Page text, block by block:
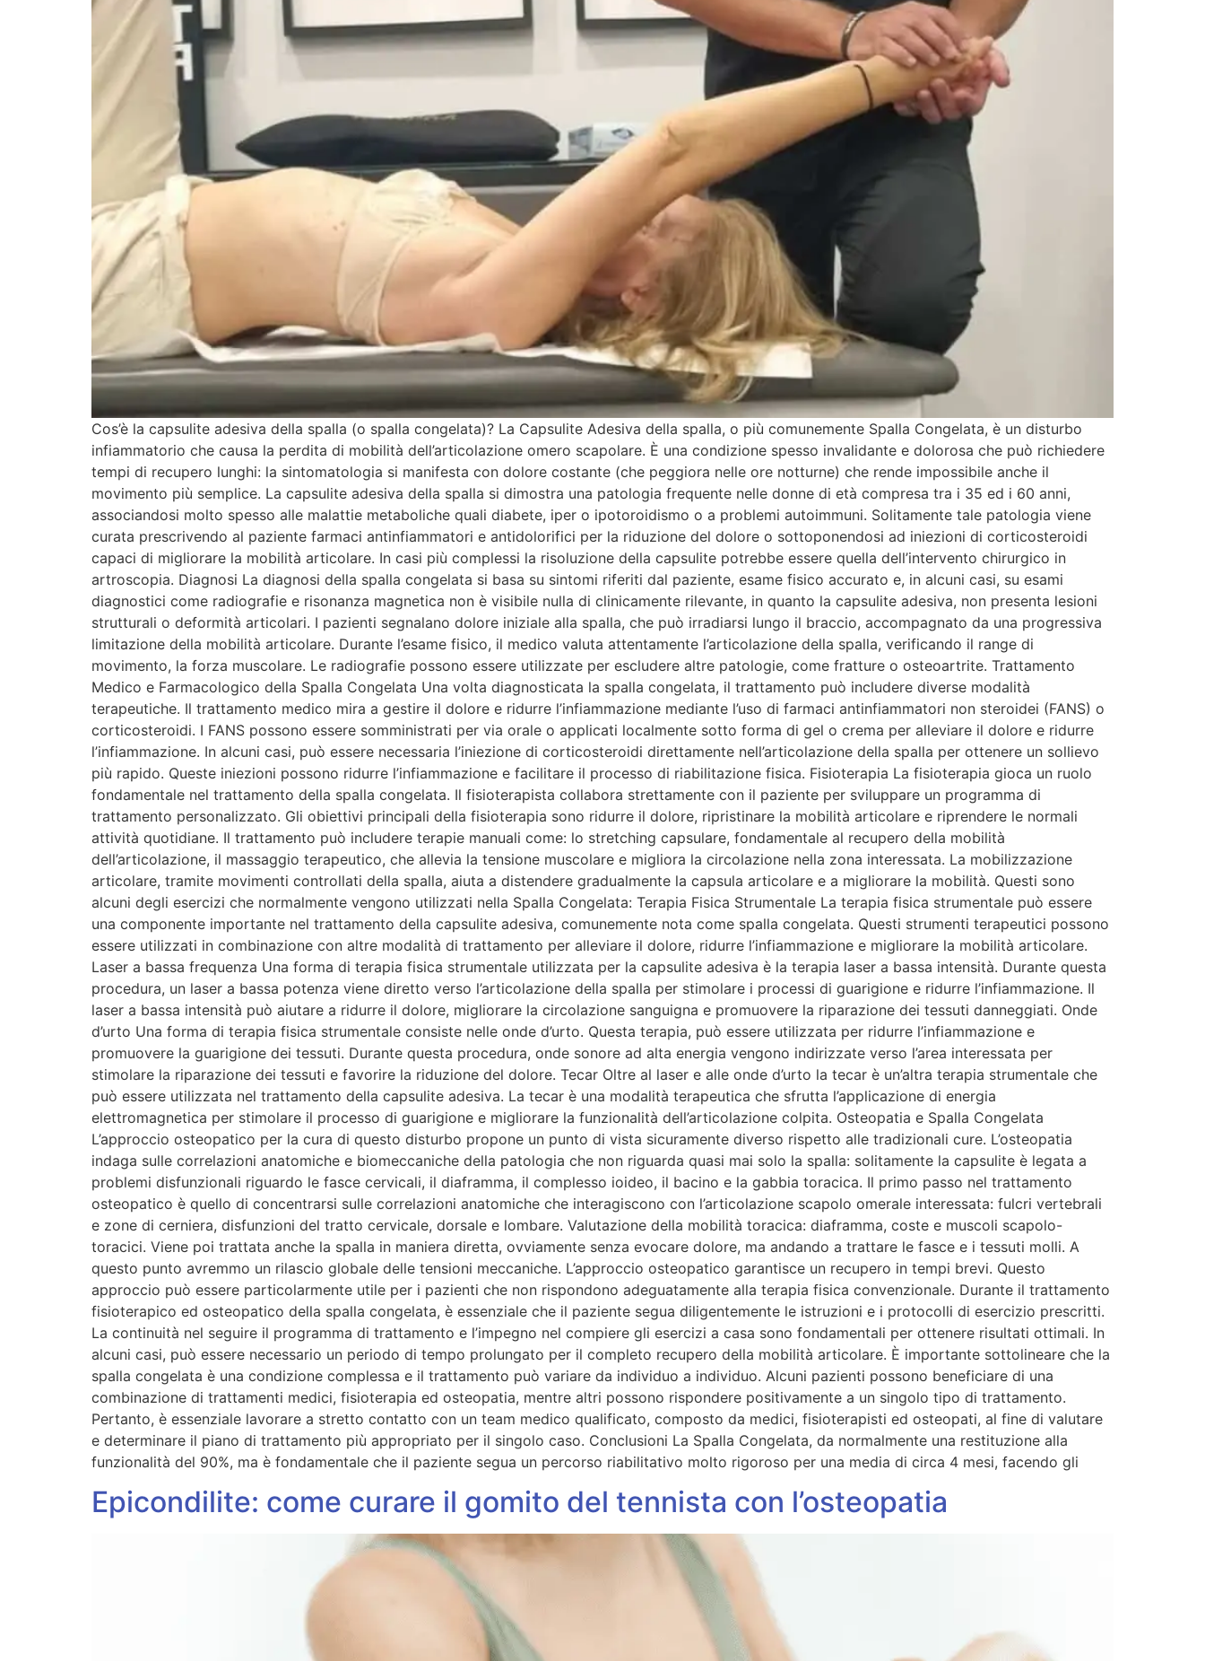
Cos’è la capsulite adesiva della spalla (o spalla congelata)? La Capsulite Adesiva della spalla, o più comunemente Spalla Congelata, è un disturbo
infiammatorio che causa la perdita di mobilità dell’articolazione omero scapolare. È una condizione spesso invalidante e dolorosa che può richiedere
tempi di recupero lunghi: la sintomatologia si manifesta con dolore costante (che peggiora nelle ore notturne) che rende impossibile anche il
movimento più semplice. La capsulite adesiva della spalla si dimostra una patologia frequente nelle donne di età compresa tra i 35 ed i 60 anni,
associandosi molto spesso alle malattie metaboliche quali diabete, iper o ipotoroidismo o a problemi autoimmuni. Solitamente tale patologia viene
curata prescrivendo al paziente farmaci antinfiammatori e antidolorifici per la riduzione del dolore o sottoponendosi ad iniezioni di corticosteroidi
capaci di migliorare la mobilità articolare. In casi più complessi la risoluzione della capsulite potrebbe essere quella dell’intervento chirurgico in
artroscopia. Diagnosi La diagnosi della spalla congelata si basa su sintomi riferiti dal paziente, esame fisico accurato e, in alcuni casi, su esami
diagnostici come radiografie e risonanza magnetica non è visibile nulla di clinicamente rilevante, in quanto la capsulite adesiva, non presenta lesioni
strutturali o deformità articolari. I pazienti segnalano dolore iniziale alla spalla, che può irradiarsi lungo il braccio, accompagnato da una progressiva
limitazione della mobilità articolare. Durante l’esame fisico, il medico valuta attentamente l’articolazione della spalla, verificando il range di
movimento, la forza muscolare. Le radiografie possono essere utilizzate per escludere altre patologie, come fratture o osteoartrite. Trattamento
Medico e Farmacologico della Spalla Congelata Una volta diagnosticata la spalla congelata, il trattamento può includere diverse modalità
terapeutiche. Il trattamento medico mira a gestire il dolore e ridurre l’infiammazione mediante l’uso di farmaci antinfiammatori non steroidei (FANS) o
corticosteroidi. I FANS possono essere somministrati per via orale o applicati localmente sotto forma di gel o crema per alleviare il dolore e ridurre
l’infiammazione. In alcuni casi, può essere necessaria l’iniezione di corticosteroidi direttamente nell’articolazione della spalla per ottenere un sollievo
più rapido. Queste iniezioni possono ridurre l’infiammazione e facilitare il processo di riabilitazione fisica. Fisioterapia La fisioterapia gioca un ruolo
fondamentale nel trattamento della spalla congelata. Il fisioterapista collabora strettamente con il paziente per sviluppare un programma di
trattamento personalizzato. Gli obiettivi principali della fisioterapia sono ridurre il dolore, ripristinare la mobilità articolare e riprendere le normali
attività quotidiane. Il trattamento può includere terapie manuali come: lo stretching capsulare, fondamentale al recupero della mobilità
dell’articolazione, il massaggio terapeutico, che allevia la tensione muscolare e migliora la circolazione nella zona interessata. La mobilizzazione
articolare, tramite movimenti controllati della spalla, aiuta a distendere gradualmente la capsula articolare e a migliorare la mobilità. Questi sono
alcuni degli esercizi che normalmente vengono utilizzati nella Spalla Congelata: Terapia Fisica Strumentale La terapia fisica strumentale può essere
una componente importante nel trattamento della capsulite adesiva, comunemente nota come spalla congelata. Questi strumenti terapeutici possono
essere utilizzati in combinazione con altre modalità di trattamento per alleviare il dolore, ridurre l’infiammazione e migliorare la mobilità articolare.
Laser a bassa frequenza Una forma di terapia fisica strumentale utilizzata per la capsulite adesiva è la terapia laser a bassa intensità. Durante questa
procedura, un laser a bassa potenza viene diretto verso l’articolazione della spalla per stimolare i processi di guarigione e ridurre l’infiammazione. Il
laser a bassa intensità può aiutare a ridurre il dolore, migliorare la circolazione sanguigna e promuovere la riparazione dei tessuti danneggiati. Onde
d’urto Una forma di terapia fisica strumentale consiste nelle onde d’urto. Questa terapia, può essere utilizzata per ridurre l’infiammazione e
promuovere la guarigione dei tessuti. Durante questa procedura, onde sonore ad alta energia vengono indirizzate verso l’area interessata per
stimolare la riparazione dei tessuti e favorire la riduzione del dolore. Tecar Oltre al laser e alle onde d’urto la tecar è un’altra terapia strumentale che
può essere utilizzata nel trattamento della capsulite adesiva. La tecar è una modalità terapeutica che sfrutta l’applicazione di energia
elettromagnetica per stimolare il processo di guarigione e migliorare la funzionalità dell’articolazione colpita. Osteopatia e Spalla Congelata
L’approccio osteopatico per la cura di questo disturbo propone un punto di vista sicuramente diverso rispetto alle tradizionali cure. L’osteopatia
indaga sulle correlazioni anatomiche e biomeccaniche della patologia che non riguarda quasi mai solo la spalla: solitamente la capsulite è legata a
problemi disfunzionali riguardo le fasce cervicali, il diaframma, il complesso ioideo, il bacino e la gabbia toracica. Il primo passo nel trattamento
osteopatico è quello di concentrarsi sulle correlazioni anatomiche che interagiscono con l’articolazione scapolo omerale interessata: fulcri vertebrali
e zone di cerniera, disfunzioni del tratto cervicale, dorsale e lombare. Valutazione della mobilità toracica: diaframma, coste e muscoli scapolo-
toracici. Viene poi trattata anche la spalla in maniera diretta, ovviamente senza evocare dolore, ma andando a trattare le fasce e i tessuti molli. A
questo punto avremmo un rilascio globale delle tensioni meccaniche. L’approccio osteopatico garantisce un recupero in tempi brevi. Questo
approccio può essere particolarmente utile per i pazienti che non rispondono adeguatamente alla terapia fisica convenzionale. Durante il trattamento
fisioterapico ed osteopatico della spalla congelata, è essenziale che il paziente segua diligentemente le istruzioni e i protocolli di esercizio prescritti.
La continuità nel seguire il programma di trattamento e l’impegno nel compiere gli esercizi a casa sono fondamentali per ottenere risultati ottimali. In
alcuni casi, può essere necessario un periodo di tempo prolungato per il completo recupero della mobilità articolare. È importante sottolineare che la
spalla congelata è una condizione complessa e il trattamento può variare da individuo a individuo. Alcuni pazienti possono beneficiare di una
combinazione di trattamenti medici, fisioterapia ed osteopatia, mentre altri possono rispondere positivamente a un singolo tipo di trattamento.
Pertanto, è essenziale lavorare a stretto contatto con un team medico qualificato, composto da medici, fisioterapisti ed osteopati, al fine di valutare
e determinare il piano di trattamento più appropriato per il singolo caso. Conclusioni La Spalla Congelata, da normalmente una restituzione alla
funzionalità del 90%, ma è fondamentale che il paziente segua un percorso riabilitativo molto rigoroso per una media di circa 4 mesi, facendo gli
Epicondilite: come curare il gomito del tennista con l’osteopatia